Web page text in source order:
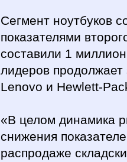
Сегмент ноутбуков
показателями
составили 1
лидеров
Lenovo и Hewlett-
«В целом динамика
снижения
распродаже